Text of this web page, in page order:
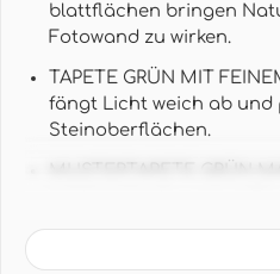
blattflächen bringen
Fotowand zu wirken.
TAPETE GRÜN MIT
fängt Licht weich ab und
Steinoberflächen.
VLIESTAPETE GRÜN MIT